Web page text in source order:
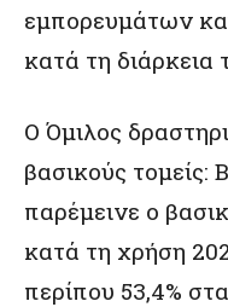
εμπορευμάτων
κατά τη διάρκεια
Ο Όμιλος
βασικούς τομείς:
παρέμεινε ο
κατά τη χρήση
περίπου 53,4%